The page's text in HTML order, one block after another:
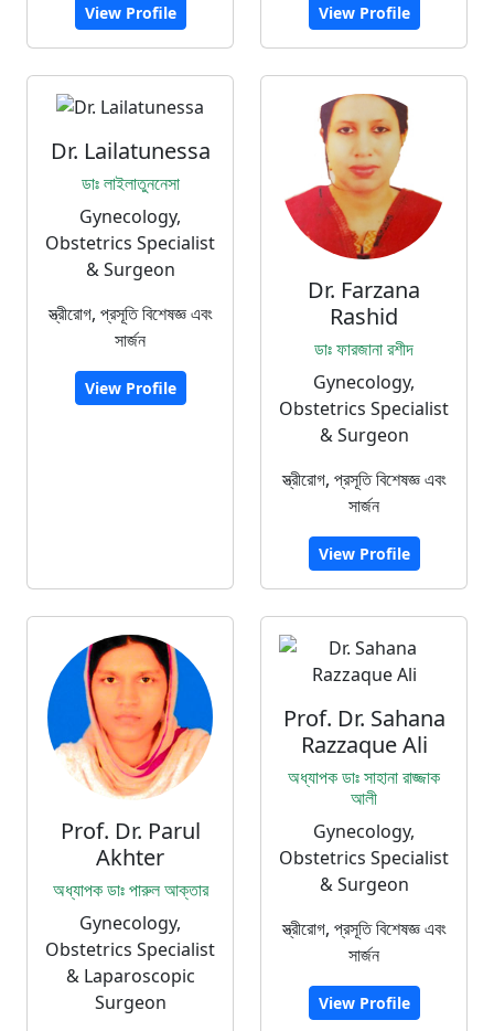
View Profile View Profile
Dr. Lailatunessa
ডাঃ লাইলাতুননেসা
Gynecology,
Obstetrics Specialist
& Surgeon
স্ত্রীরোগ, প্রসূতি বিশেষজ্ঞ এবং
সার্জন
View Profile
Dr. Farzana
Rashid
ডাঃ ফারজানা রশীদ
Gynecology,
Obstetrics Specialist
& Surgeon
স্ত্রীরোগ, প্রসূতি বিশেষজ্ঞ এবং
সার্জন
View Profile
Prof. Dr. Parul
Akhter
অধ্যাপক ডাঃ পারুল আক্তার
Gynecology,
Obstetrics Specialist
& Laparoscopic
Surgeon
Prof. Dr. Sahana
Razzaque Ali
অধ্যাপক ডাঃ সাহানা রাজ্জাক
আলী
Gynecology,
Obstetrics Specialist
& Surgeon
স্ত্রীরোগ, প্রসূতি বিশেষজ্ঞ এবং
সার্জন
View Profile